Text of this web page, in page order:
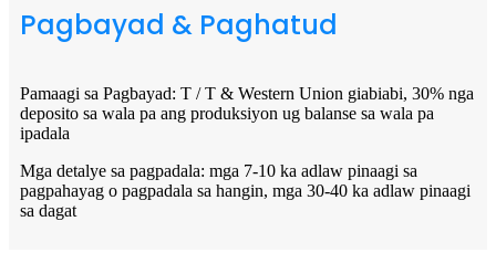
Pagbayad & Paghatud
Pamaagi sa Pagbayad: T / T & Western Union giabiabi, 30% nga
deposito sa wala pa ang produksiyon ug balanse sa wala pa
ipadala
Mga detalye sa pagpadala: mga 7-10 ka adlaw pinaagi sa
pagpahayag o pagpadala sa hangin, mga 30-40 ka adlaw pinaagi
sa dagat